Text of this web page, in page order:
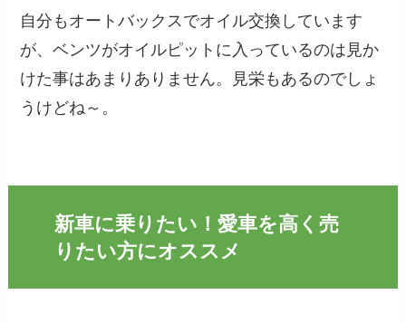
自分もオートバックスでオイル交換しています
が、ベンツがオイルピットに入っているのは見か
けた事はあまりありません。見栄もあるのでしょ
うけどね～。
新車に乗りたい！愛車を高く売
りたい方にオススメ